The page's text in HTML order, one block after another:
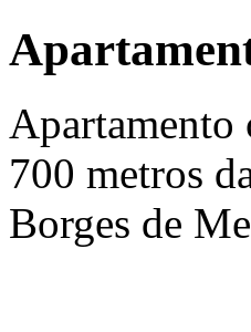
Apartamento
700 metros
Borges de